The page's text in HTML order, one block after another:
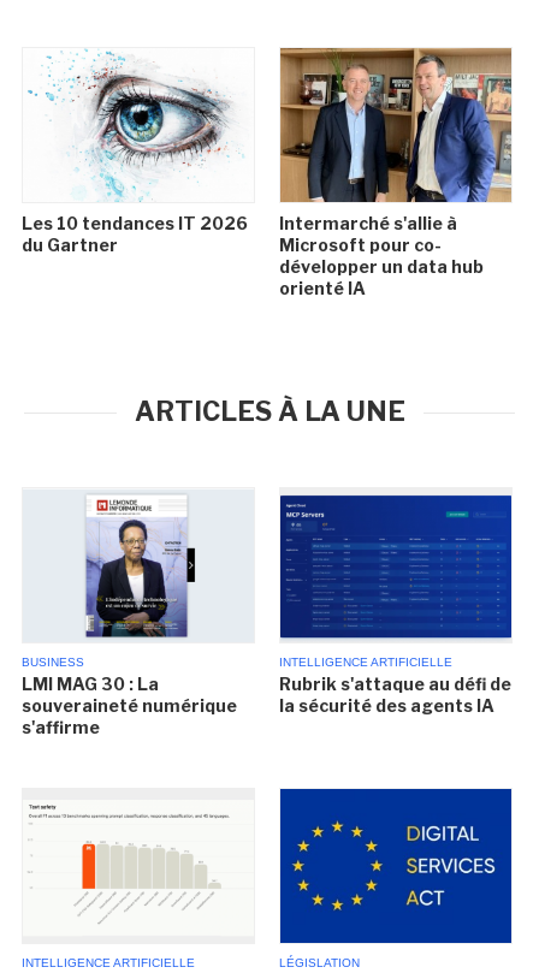
Les 10 tendances IT 2026
du Gartner
Intermarché s'allie à
Microsoft pour co-
développer un data hub
orienté IA
ARTICLES À LA UNE
BUSINESS
LMI MAG 30 : La
souveraineté numérique
s'affirme
INTELLIGENCE ARTIFICIELLE
Rubrik s'attaque au défi de
la sécurité des agents IA
INTELLIGENCE ARTIFICIELLE LÉGISLATION